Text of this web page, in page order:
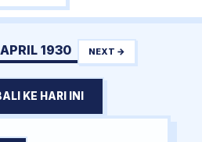
1930 NEXT →
KE HARI INI